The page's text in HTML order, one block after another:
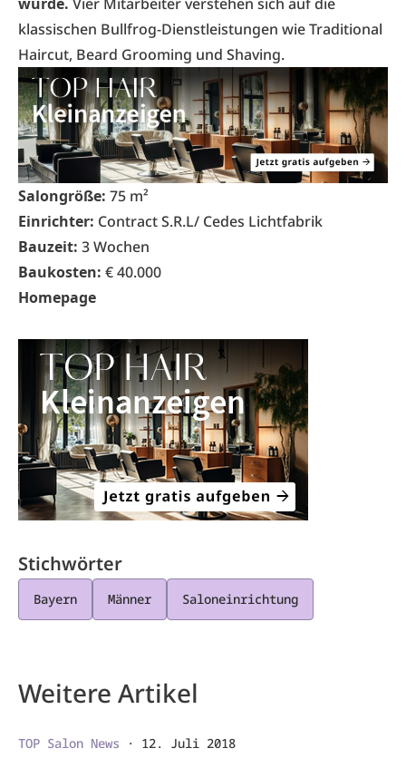
klassischen Bullfrog-Dienstleistungen wie Traditional
Haircut, Beard Grooming und Shaving.
Salongröße: 75 m²
Einrichter: Contract S.R.L/ Cedes Lichtfabrik
Bauzeit: 3 Wochen
Baukosten: € 40.000
Homepage
Stichwörter
Bayern Männer Saloneinrichtung
Weitere Artikel
TOP Salon News · 12. Juli 2018